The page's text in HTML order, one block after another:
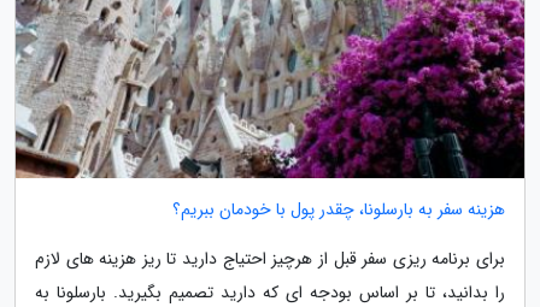
هزینه سفر به بارسلونا، چقدر پول با خودمان ببریم؟
برای برنامه ریزی سفر قبل از هرچیز احتیاج دارید تا ریز هزینه های لازم
را بدانید، تا بر اساس بودجه ای که دارید تصمیم بگیرید. بارسلونا به